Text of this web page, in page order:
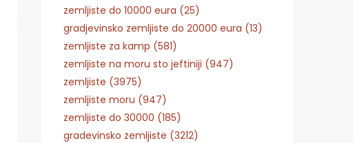
zemljiste do 10000 eura (25)
gradjevinsko zemljiste do 20000 eura (13)
zemljiste za kamp (581)
zemljiste na moru sto jeftiniji (947)
zemljiste (3975)
zemljiste moru (947)
zemljiste do 30000 (185)
gradevinsko zemljiste (3212)